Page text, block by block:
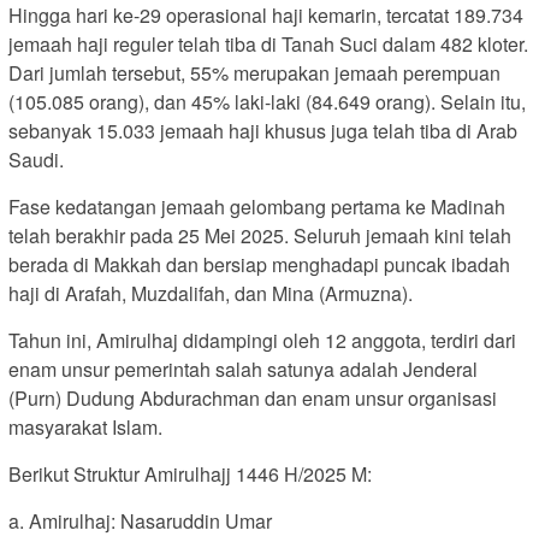
Hingga hari ke-29 operasional haji kemarin, tercatat 189.734
jemaah haji reguler telah tiba di Tanah Suci dalam 482 kloter.
Dari jumlah tersebut, 55% merupakan jemaah perempuan
(105.085 orang), dan 45% laki-laki (84.649 orang). Selain itu,
sebanyak 15.033 jemaah haji khusus juga telah tiba di Arab
Saudi.
Fase kedatangan jemaah gelombang pertama ke Madinah
telah berakhir pada 25 Mei 2025. Seluruh jemaah kini telah
berada di Makkah dan bersiap menghadapi puncak ibadah
haji di Arafah, Muzdalifah, dan Mina (Armuzna).
Tahun ini, Amirulhaj didampingi oleh 12 anggota, terdiri dari
enam unsur pemerintah salah satunya adalah Jenderal
(Purn) Dudung Abdurachman dan enam unsur organisasi
masyarakat Islam.
Berikut Struktur Amirulhajj 1446 H/2025 M:
a. Amirulhaj: Nasaruddin Umar